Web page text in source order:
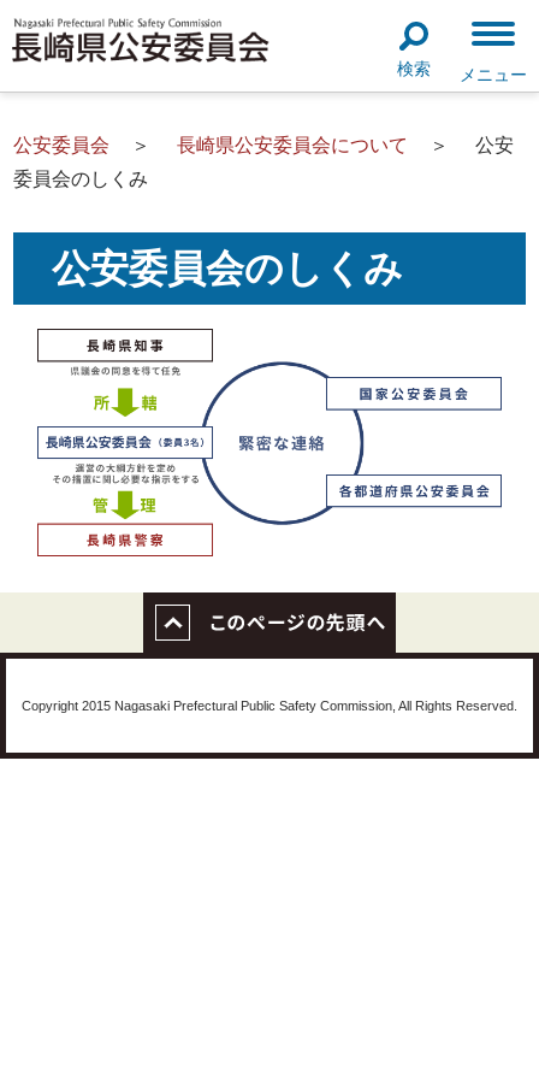
検索 メニュー
公安委員会 ＞ 長崎県公安委員会について ＞
公安
委員会のしくみ
公安委員会のしくみ
Copyright 2015 Nagasaki Prefectural Public Safety Commission, All Rights Reserved.